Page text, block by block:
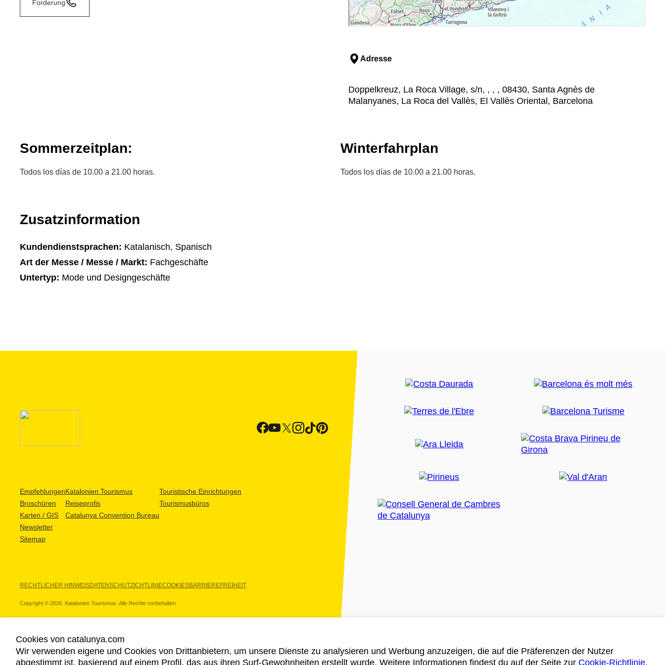
Forderung
Adresse
Doppelkreuz, La Roca Village, s/n, , , , 08430, Santa Agnès de
Malanyanes, La Roca del Vallès, El Vallès Oriental, Barcelona
Sommerzeitplan:
Todos los días de 10.00 a 21.00 horas.
Winterfahrplan
Todos los días de 10.00 a 21.00 horas.
Zusatzinformation
Kundendienstsprachen: Katalanisch, Spanisch
Art der Messe / Messe / Markt: Fachgeschäfte
Untertyp: Mode und Designgeschäfte
Empfehlungen
Broschüren
Karten / GIS
Newsletter
Sitemap
Katalonien Tourismus
Reiseprofis
Catalunya Convention Bureau
Touristische Einrichtungen
Tourismusbüros
RECHTLICHER HINWEISDATENSCHUTZICHTLINIECOOKIESBARRIEREFREIHEIT
Copyright © 2026. Katalonien Tourismus. Alle Rechte vorbehalten
UNSERE PARTNER
Cookies von catalunya.com
Wir verwenden eigene und Cookies von Drittanbietern, um unsere Dienste zu analysieren und Werbung anzuzeigen, die auf die Präferenzen der Nutzer
abgestimmt ist, basierend auf einem Profil, das aus ihren Surf-Gewohnheiten erstellt wurde. Weitere Informationen findest du auf der Seite zur Cookie-Richtlinie.